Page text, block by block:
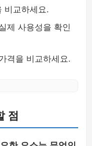
비교하세요.
제 사용성을 확인
격을 비교하세요.
점